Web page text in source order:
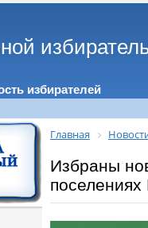
избирателей
Главная
Избраны